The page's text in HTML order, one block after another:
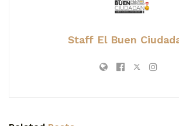
Staff El Buen